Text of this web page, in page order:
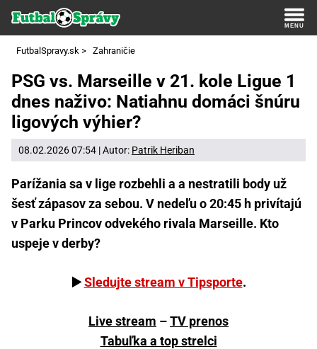
FutbalSpravy.sk > Zahraničie
PSG vs. Marseille v 21. kole Ligue 1
dnes naživo: Natiahnu domáci šnúru
ligových výhier?
08.02.2026 07:54 | Autor: Patrik Heriban
Parížania sa v lige rozbehli a a nestratili body už
šesť zápasov za sebou. V nedeľu o 20:45 h privítajú
v Parku Princov odvekého rivala Marseille. Kto
uspeje v derby?
▶️Sledujte stream v Tipsporte.
Live stream –TV prenos
Tabuľka a top strelci